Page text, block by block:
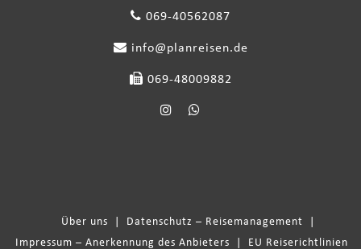
069-40562087
info@planreisen.de
069-48009882
Über uns Datenschutz – Reisemanagement
Impressum – Anerkennung des Anbieters
EU Reiserichtlinien